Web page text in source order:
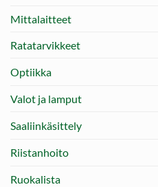
Mittalaitteet
Ratatarvikkeet
Optiikka
Valot ja lamput
Saaliinkäsittely
Riistanhoito
Ruokalista